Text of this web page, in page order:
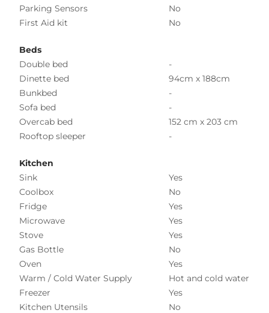
Parking Sensors
No
First Aid kit
No
Beds
Double bed
-
Dinette bed
94cm x 188cm
Bunkbed
-
Sofa bed
-
Overcab bed
152 cm x 203 cm
Rooftop sleeper
-
Kitchen
Sink
Yes
Coolbox
No
Fridge
Yes
Microwave
Yes
Stove
Yes
Gas Bottle
No
Oven
Yes
Warm / Cold Water Supply
Hot and cold water
Freezer
Yes
Kitchen Utensils
No